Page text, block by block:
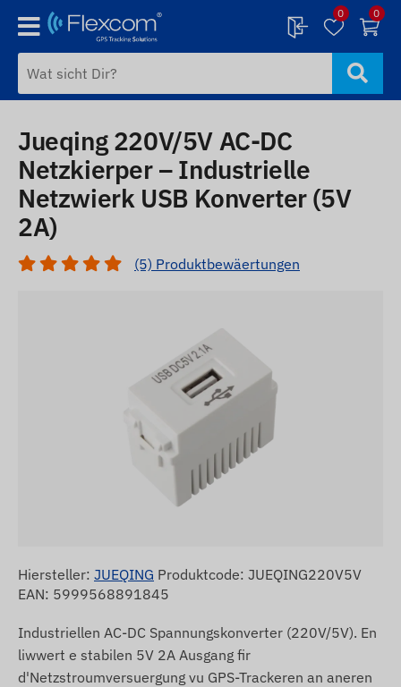
0 0
Jueqing 220V/5V AC-DC
Netzkierper – Industrielle
Netzwierk USB Konverter (5V
2A)
(5) Produktbewäertungen
Hiersteller: JUEQING Produktcode: JUEQING220V5V
EAN: 5999568891845
Industriellen AC-DC Spannungskonverter (220V/5V). En
liwwert e stabilen 5V 2A Ausgang fir
d'Netzstroumversuergung vu GPS-Trackeren an aneren